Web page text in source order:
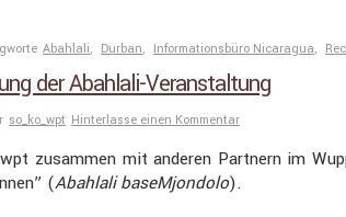
Abahlali, Durban, Informationsbüro Nicaragua,
der Abahlali-Veranstaltung
so_ko_wpt Hinterlasse einen Kommentar
zusammen mit anderen Partnern im
(Abahlali baseM­jon­dolo).